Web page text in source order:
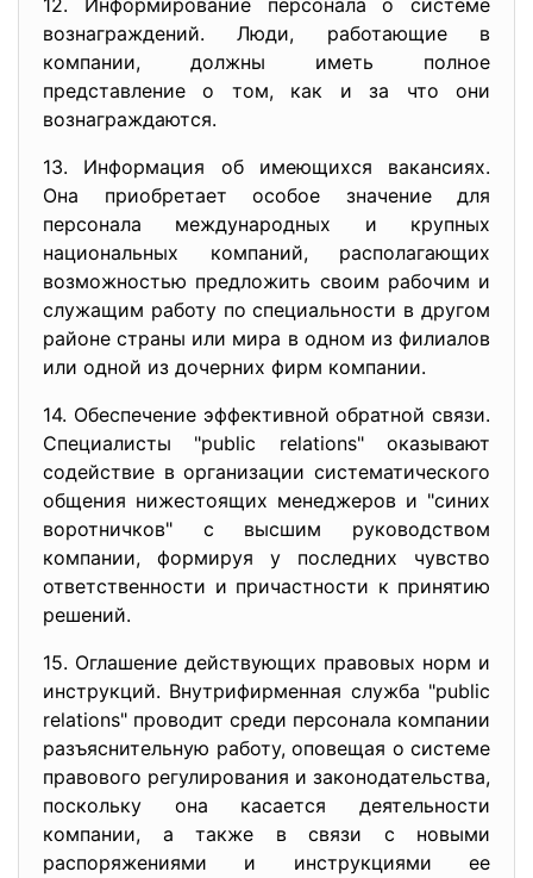
12. Информирование персонала о системе
вознаграждений. Люди, работающие в
компании, должны иметь полное
представление о том, как и за что они
вознаграждаются.
13. Информация об имеющихся вакансиях.
Она приобретает особое значение для
персонала международных и крупных
национальных компаний, располагающих
возможностью предложить своим рабочим и
служащим работу по специальности в другом
районе страны или мира в одном из филиалов
или одной из дочерних фирм компании.
14. Обеспечение эффективной обратной связи.
Специалисты "public relations" оказывают
содействие в организации систематического
общения нижестоящих менеджеров и "синих
воротничков" с высшим руководством
компании, формируя у последних чувство
ответственности и причастности к принятию
решений.
15. Оглашение действующих правовых норм и
инструкций. Внутрифирменная служба "public
relations" проводит среди персонала компании
разъяснительную работу, оповещая о системе
правового регулирования и законодательства,
поскольку она касается деятельности
компании, а также в связи с новыми
распоряжениями и инструкциями ее